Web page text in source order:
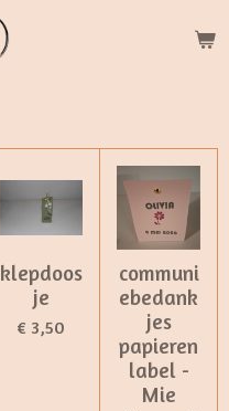
klepdoos
je
€ 3,50
communi
ebedank
jes
papieren
label -
Mie